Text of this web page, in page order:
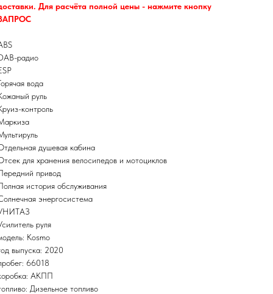
Для расчёта полной цены - нажмите кнопку
радио
вода
руль
контроль
душевая кабина
для хранения велосипедов и мотоциклов
привод
история обслуживания
энергосистема
руля
Kosmo
выпуска: 2020
66018
АКПП
Дизельное топливо